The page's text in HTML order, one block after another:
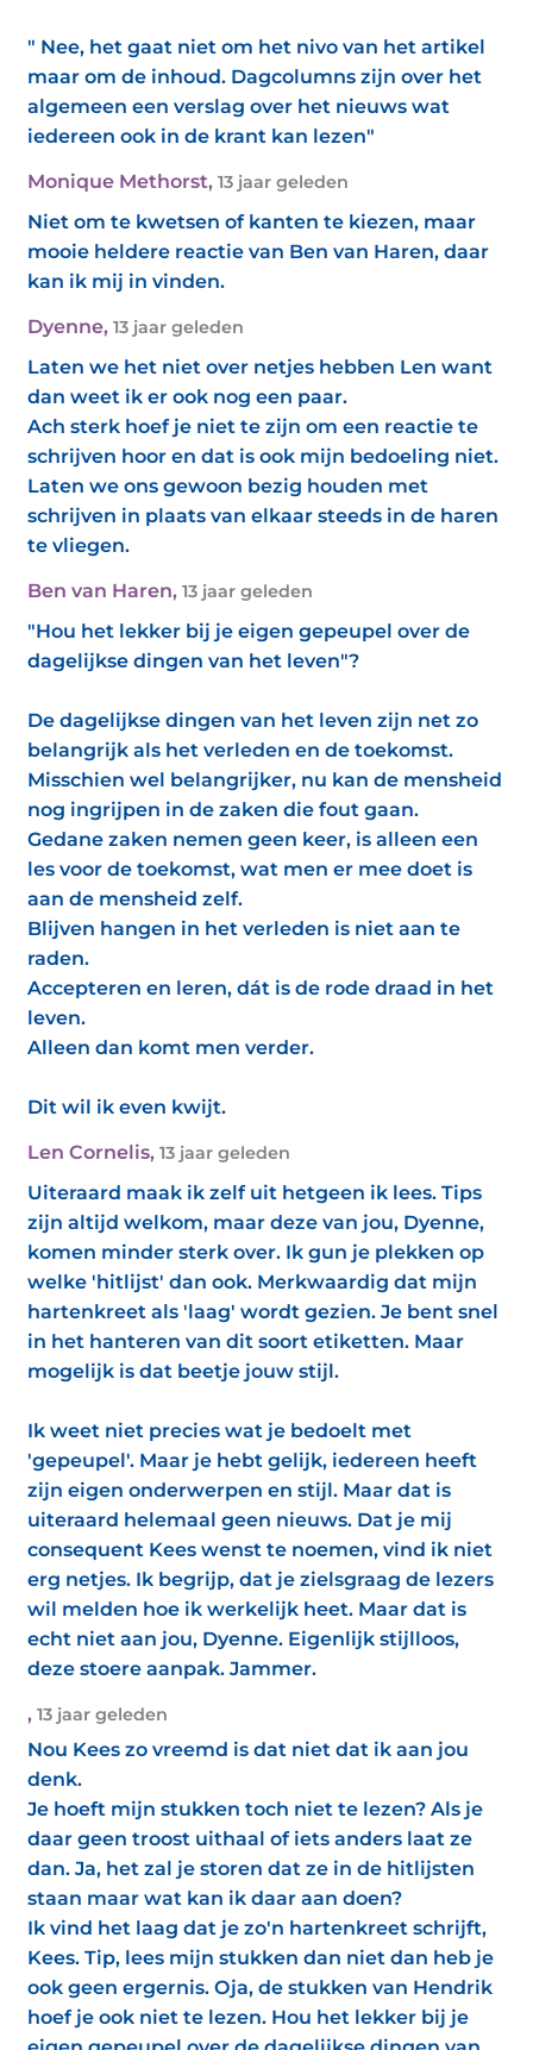
" Nee, het gaat niet om het nivo van het artikel
maar om de inhoud. Dagcolumns zijn over het
algemeen een verslag over het nieuws wat
iedereen ook in de krant kan lezen"
Monique Methorst, 13 jaar geleden
Niet om te kwetsen of kanten te kiezen, maar
mooie heldere reactie van Ben van Haren, daar
kan ik mij in vinden.
Dyenne, 13 jaar geleden
Laten we het niet over netjes hebben Len want
dan weet ik er ook nog een paar.
Ach sterk hoef je niet te zijn om een reactie te
schrijven hoor en dat is ook mijn bedoeling niet.
Laten we ons gewoon bezig houden met
schrijven in plaats van elkaar steeds in de haren
te vliegen.
Ben van Haren, 13 jaar geleden
"Hou het lekker bij je eigen gepeupel over de
dagelijkse dingen van het leven"?
De dagelijkse dingen van het leven zijn net zo
belangrijk als het verleden en de toekomst.
Misschien wel belangrijker, nu kan de mensheid
nog ingrijpen in de zaken die fout gaan.
Gedane zaken nemen geen keer, is alleen een
les voor de toekomst, wat men er mee doet is
aan de mensheid zelf.
Blijven hangen in het verleden is niet aan te
raden.
Accepteren en leren, dát is de rode draad in het
leven.
Alleen dan komt men verder.
Dit wil ik even kwijt.
Len Cornelis, 13 jaar geleden
Uiteraard maak ik zelf uit hetgeen ik lees. Tips
zijn altijd welkom, maar deze van jou, Dyenne,
komen minder sterk over. Ik gun je plekken op
welke 'hitlijst' dan ook. Merkwaardig dat mijn
hartenkreet als 'laag' wordt gezien. Je bent snel
in het hanteren van dit soort etiketten. Maar
mogelijk is dat beetje jouw stijl.
Ik weet niet precies wat je bedoelt met
'gepeupel'. Maar je hebt gelijk, iedereen heeft
zijn eigen onderwerpen en stijl. Maar dat is
uiteraard helemaal geen nieuws. Dat je mij
consequent Kees wenst te noemen, vind ik niet
erg netjes. Ik begrijp, dat je zielsgraag de lezers
wil melden hoe ik werkelijk heet. Maar dat is
echt niet aan jou, Dyenne. Eigenlijk stijlloos,
deze stoere aanpak. Jammer.
, 13 jaar geleden
Nou Kees zo vreemd is dat niet dat ik aan jou
denk.
Je hoeft mijn stukken toch niet te lezen? Als je
daar geen troost uithaal of iets anders laat ze
dan. Ja, het zal je storen dat ze in de hitlijsten
staan maar wat kan ik daar aan doen?
Ik vind het laag dat je zo'n hartenkreet schrijft,
Kees. Tip, lees mijn stukken dan niet dan heb je
ook geen ergernis. Oja, de stukken van Hendrik
hoef je ook niet te lezen. Hou het lekker bij je